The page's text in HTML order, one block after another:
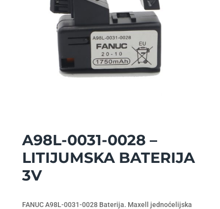
A98L-0031-0028 –
LITIJUMSKA BATERIJA
3V
FANUC A98L-0031-0028 Baterija. Maxell jednoćelijska